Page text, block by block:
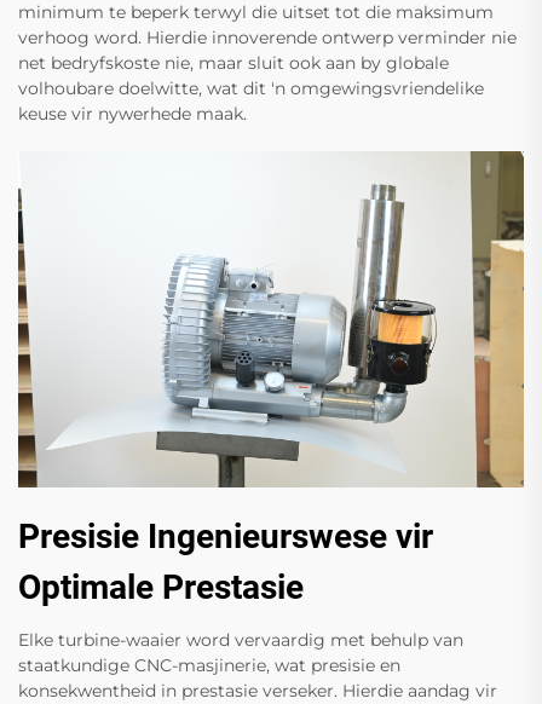
minimum te beperk terwyl die uitset tot die maksimum
verhoog word. Hierdie innoverende ontwerp verminder nie
net bedryfskoste nie, maar sluit ook aan by globale
volhoubare doelwitte, wat dit 'n omgewingsvriendelike
keuse vir nywerhede maak.
Presisie Ingenieurswese vir
Optimale Prestasie
Elke turbine-waaier word vervaardig met behulp van
staatkundige CNC-masjinerie, wat presisie en
konsekwentheid in prestasie verseker. Hierdie aandag vir